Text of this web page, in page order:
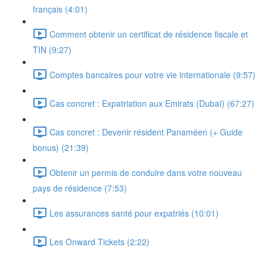
français (4:01)
Comment obtenir un certificat de résidence fiscale et
TIN (9:27)
Comptes bancaires pour votre vie internationale (9:57)
Cas concret : Expatriation aux Emirats (Dubaï) (67:27)
Cas concret : Devenir résident Panaméen (+ Guide
bonus) (21:39)
Obtenir un permis de conduire dans votre nouveau
pays de résidence (7:53)
Les assurances santé pour expatriés (10:01)
Les Onward Tickets (2:22)